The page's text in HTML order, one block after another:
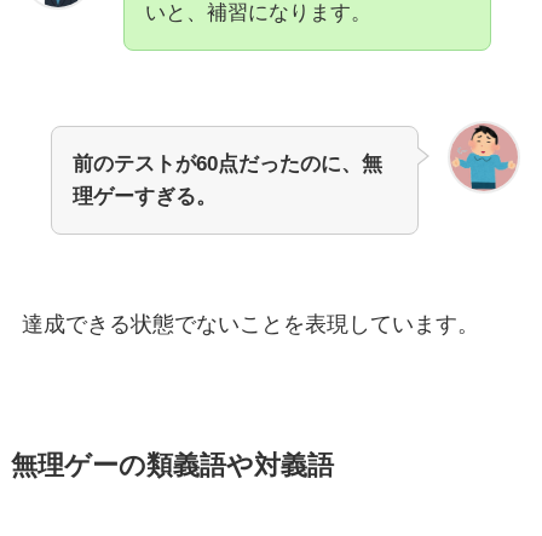
いと、補習になります。
前のテストが60点だったのに、無
理ゲーすぎる。
達成できる状態でないことを表現しています。
無理ゲーの類義語や対義語